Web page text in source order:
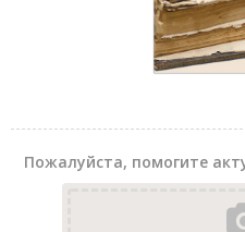
Пожалуйста, помогите